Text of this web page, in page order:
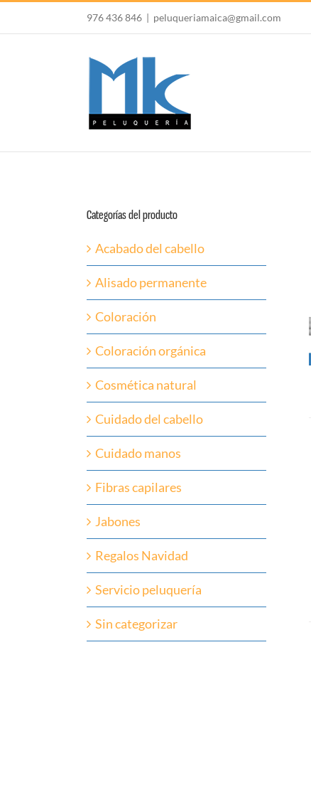
976 436 846 | peluqueriamaica@gmail.com
Categorías del producto
Acabado del cabello
Alisado permanente
Coloración
Coloración orgánica
Cosmética natural
Cuidado del cabello
Cuidado manos
Fibras capilares
Jabones
Regalos Navidad
Servicio peluquería
Sin categorizar